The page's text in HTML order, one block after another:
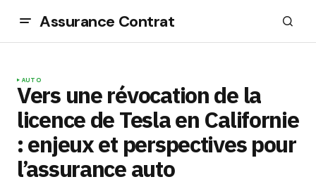
Assurance Contrat
AUTO
Vers une révocation de la
licence de Tesla en Californie
: enjeux et perspectives pour
l’assurance auto